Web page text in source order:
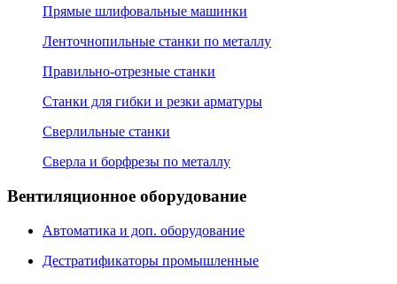
Прямые шлифовальные машинки
Ленточнопильные станки по металлу
Правильно-отрезные станки
Станки для гибки и резки арматуры
Сверлильные станки
Сверла и борфрезы по металлу
Вентиляционное оборудование
Автоматика и доп. оборудование
Дестратификаторы промышленные